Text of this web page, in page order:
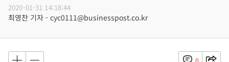
2020-01-31 14:18:44
최영찬 기자 - cyc0111@businesspost.co.kr
0